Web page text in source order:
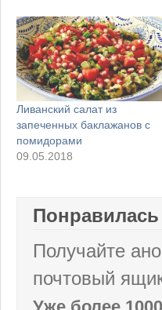
Ливанский салат из
запеченных баклажанов с
помидорами
09.05.2018
Понравилась
Получайте
почтовый